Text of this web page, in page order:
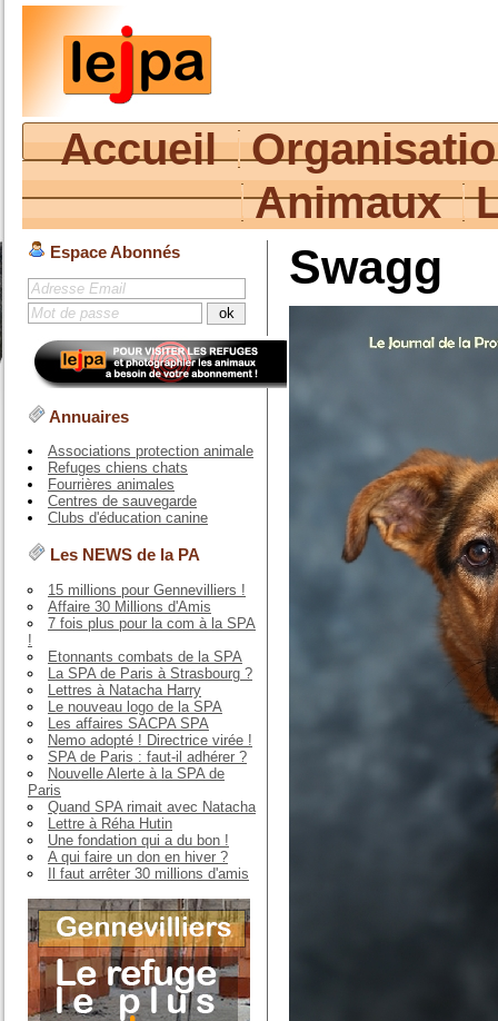
Accueil
Animaux
Espace Abonnés
Annuaires
Associations protection animale
Refuges chiens chats
Fourrières animales
Centres de sauvegarde
Clubs d'éducation canine
Les NEWS de la PA
15 millions pour Gennevilliers !
Affaire 30 Millions d'Amis
7 fois plus pour la com à la SPA
!
Etonnants combats de la SPA
La SPA de Paris à Strasbourg ?
Lettres à Natacha Harry
Le nouveau logo de la SPA
Les affaires SACPA SPA
Nemo adopté ! Directrice virée !
SPA de Paris : faut-il adhérer ?
Nouvelle Alerte à la SPA de
Paris
Quand SPA rimait avec Natacha
Lettre à Réha Hutin
Une fondation qui a du bon !
A qui faire un don en hiver ?
Il faut arrêter 30 millions d'amis
Swagg